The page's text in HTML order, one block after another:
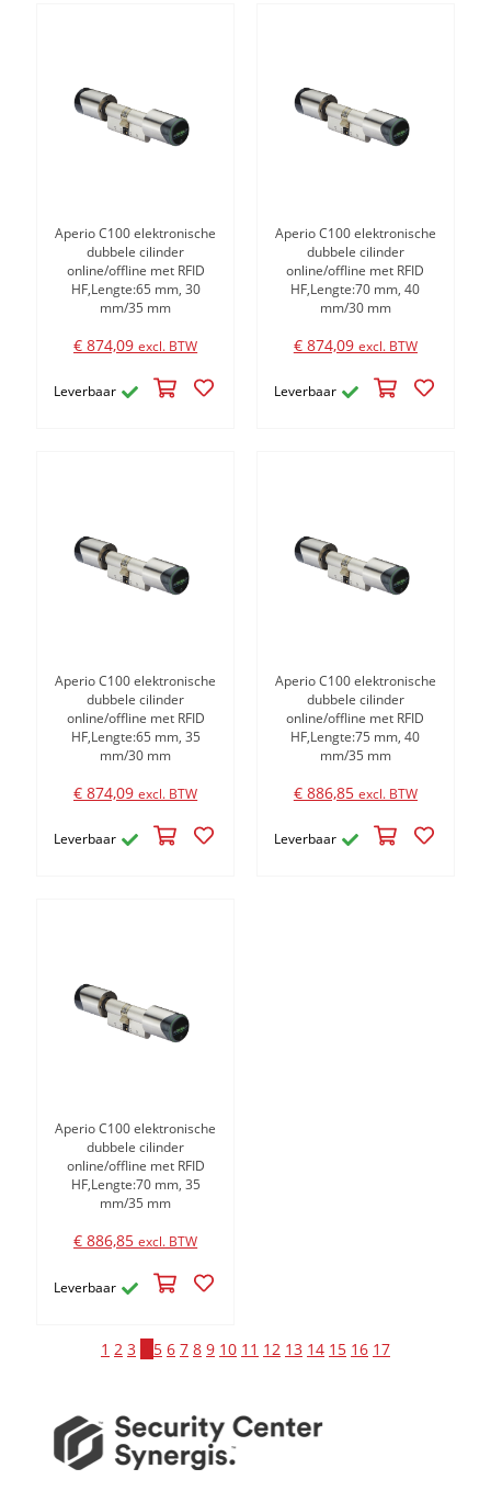
Aperio C100 elektronische
dubbele cilinder
online/offline met RFID
HF,Lengte:65 mm, 30
mm/35 mm
€ 874,09excl. BTW
Leverbaar
Aperio C100 elektronische
dubbele cilinder
online/offline met RFID
HF,Lengte:70 mm, 40
mm/30 mm
€ 874,09 excl. BTW
Leverbaar
Aperio C100 elektronische
dubbele cilinder
online/offline met RFID
HF,Lengte:65 mm, 35
mm/30 mm
€ 874,09excl. BTW
Leverbaar
Aperio C100 elektronische
dubbele cilinder
online/offline met RFID
HF,Lengte:75 mm, 40
mm/35 mm
€ 886,85 excl. BTW
Leverbaar
Aperio C100 elektronische
dubbele cilinder
online/offline met RFID
HF,Lengte:70 mm, 35
mm/35 mm
€ 886,85excl. BTW
Leverbaar
1 2 3 5 6 7 8 9 10 11 12 13 14 15 16 17